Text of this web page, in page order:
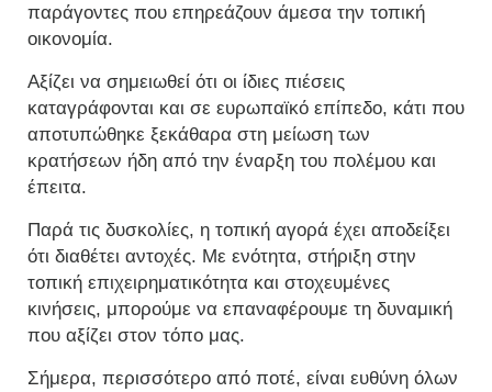
παράγοντες που επηρεάζουν άμεσα την τοπική
οικονομία.
Αξίζει να σημειωθεί ότι οι ίδιες πιέσεις
καταγράφονται και σε ευρωπαϊκό επίπεδο, κάτι που
αποτυπώθηκε ξεκάθαρα στη μείωση των
κρατήσεων ήδη από την έναρξη του πολέμου και
έπειτα.
Παρά τις δυσκολίες, η τοπική αγορά έχει αποδείξει
ότι διαθέτει αντοχές. Με ενότητα, στήριξη στην
τοπική επιχειρηματικότητα και στοχευμένες
κινήσεις, μπορούμε να επαναφέρουμε τη δυναμική
που αξίζει στον τόπο μας.
Σήμερα, περισσότερο από ποτέ, είναι ευθύνη όλων